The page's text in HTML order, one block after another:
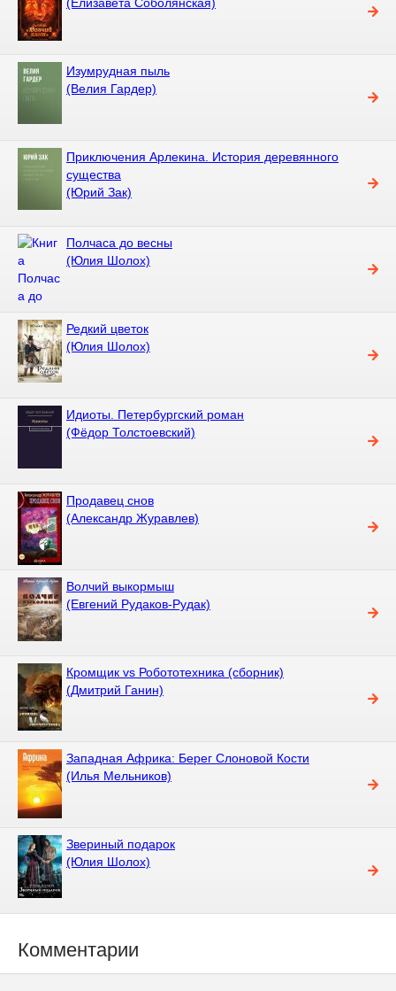
Изумрудная пыль
(Велия Гардер)
Приключения Арлекина. История деревянного
существа
(Юрий Зак)
Полчаса до весны
(Юлия Шолох)
Редкий цветок
(Юлия Шолох)
Идиоты. Петербургский роман
(Фёдор Толстоевский)
Продавец снов
(Александр Журавлев)
Волчий выкормыш
(Евгений Рудаков-Рудак)
Кромщик vs Робототехника (сборник)
(Дмитрий Ганин)
Западная Африка: Берег Слоновой Кости
(Илья Мельников)
Звериный подарок
(Юлия Шолох)
Комментарии